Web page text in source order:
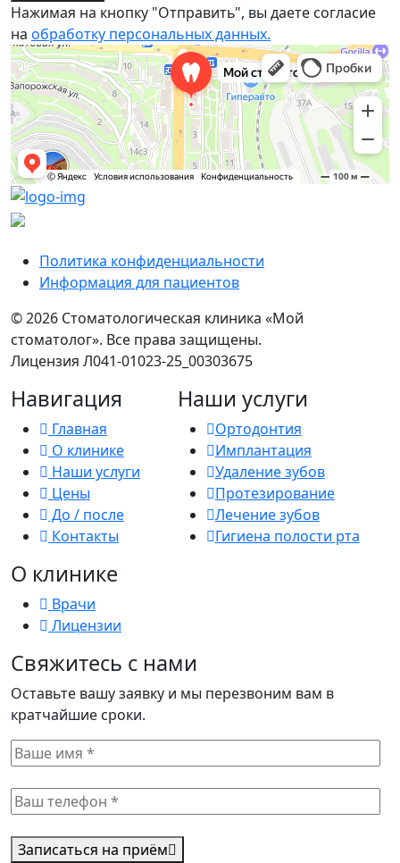
Нажимая на кнопку "Отправить", вы даете согласие
на обработку персональных данных.
Мой стоматолог
Стоматологическая клиника во Владивостоке
Политика конфиденциальности
Информация для пациентов
©2026 Стоматологическая клиника «Мой
стоматолог». Все права защищены.
Лицензия Л041-01023-25_00303675
Навигация
Главная
О клинике
Наши услуги
Цены
До / после
Контакты
О клинике
Врачи
Лицензии
Наши услуги
Ортодонтия
Имплантация
Удаление зубов
Протезирование
Лечение зубов
Гигиена полости рта
Свяжитесь с нами
Оставьте вашу заявку и мы перезвоним вам в
кратчайшие сроки.
Записаться на приём